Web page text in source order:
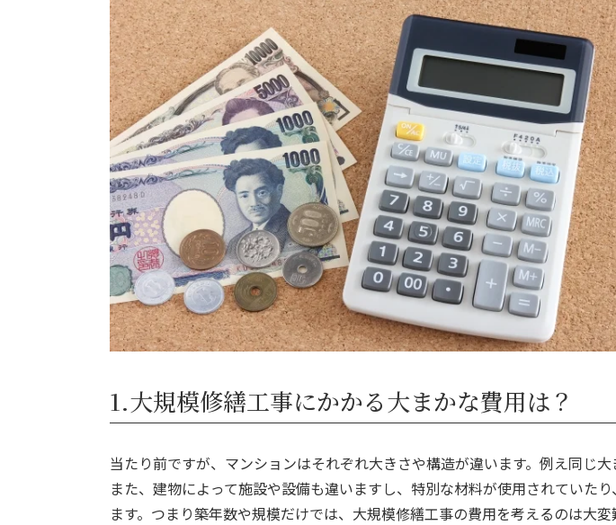
1.大規模修繕工事にかかる大まかな費用は？
当たり前ですが、マンションはそれぞれ大きさや構造が違います。例え同じ
また、建物によって施設や設備も違いますし、特別な材料が使用されていた
ます。つまり築年数や規模だけでは、大規模修繕工事の費用を考えるのは大変